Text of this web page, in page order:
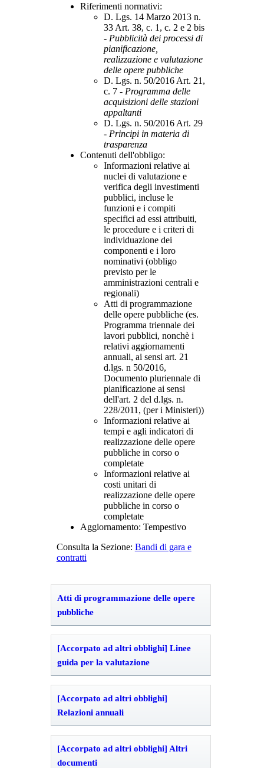
Riferimenti normativi:
D. Lgs. 14 Marzo 2013 n.
33 Art. 38, c. 1, c. 2 e 2 bis
- Pubblicità dei processi di
pianificazione,
realizzazione e valutazione
delle opere pubbliche
D. Lgs. n. 50/2016 Art. 21,
c. 7 - Programma delle
acquisizioni delle stazioni
appaltanti
D. Lgs. n. 50/2016 Art. 29
- Principi in materia di
trasparenza
Contenuti dell'obbligo:
Informazioni relative ai
nuclei di valutazione e
verifica degli investimenti
pubblici, incluse le
funzioni e i compiti
specifici ad essi attribuiti,
le procedure e i criteri di
individuazione dei
componenti e i loro
nominativi (obbligo
previsto per le
amministrazioni centrali e
regionali)
Atti di programmazione
delle opere pubbliche (es.
Programma triennale dei
lavori pubblici, nonchè i
relativi aggiornamenti
annuali, ai sensi art. 21
d.lgs. n 50/2016,
Documento pluriennale di
pianificazione ai sensi
dell'art. 2 del d.lgs. n.
228/2011, (per i Ministeri))
Informazioni relative ai
tempi e agli indicatori di
realizzazione delle opere
pubbliche in corso o
completate
Informazioni relative ai
costi unitari di
realizzazione delle opere
pubbliche in corso o
completate
Aggiornamento: Tempestivo
Consulta la Sezione: Bandi di gara e
contratti
Atti di programmazione delle opere
pubbliche
[Accorpato ad altri obblighi] Linee
guida per la valutazione
[Accorpato ad altri obblighi]
Relazioni annuali
[Accorpato ad altri obblighi] Altri
documenti